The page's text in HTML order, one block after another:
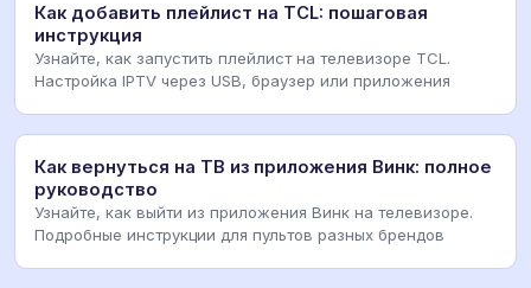
Как добавить плейлист на TCL: пошаговая
инструкция
Узнайте, как запустить плейлист на телевизоре TCL.
Настройка IPTV через USB, браузер или приложения
Как вернуться на ТВ из приложения Винк: полное
руководство
Узнайте, как выйти из приложения Винк на телевизоре.
Подробные инструкции для пультов разных брендов